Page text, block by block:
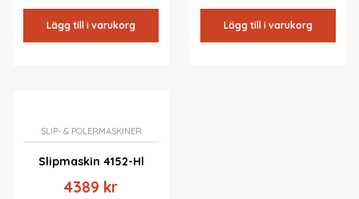
Lägg till i varukorg Lägg till i varukorg
SLIP- & POLERMASKINER
Slipmaskin 4152-Hl
4389 kr